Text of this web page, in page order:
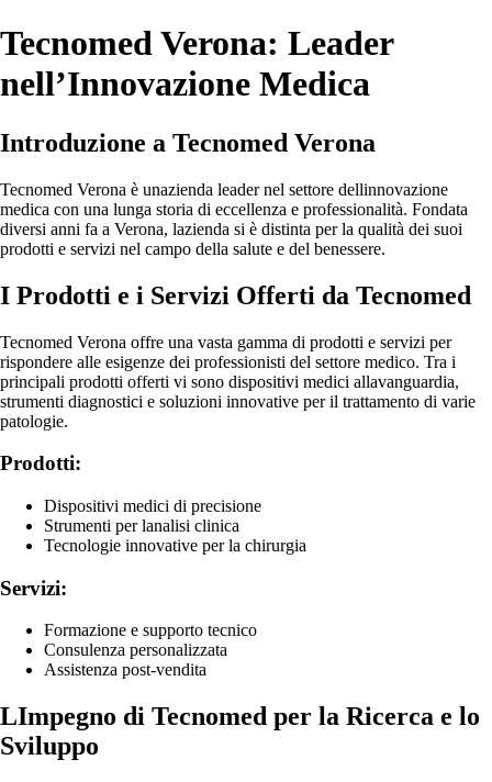
Tecnomed Verona: Leader
nell’Innovazione Medica
Introduzione a Tecnomed Verona
Tecnomed Verona è unazienda leader nel settore dellinnovazione
medica con una lunga storia di eccellenza e professionalità. Fondata
diversi anni fa a Verona, lazienda si è distinta per la qualità dei suoi
prodotti e servizi nel campo della salute e del benessere.
I Prodotti e i Servizi Offerti da Tecnomed
Tecnomed Verona offre una vasta gamma di prodotti e servizi per
rispondere alle esigenze dei professionisti del settore medico. Tra i
principali prodotti offerti vi sono dispositivi medici allavanguardia,
strumenti diagnostici e soluzioni innovative per il trattamento di varie
patologie.
Prodotti:
Dispositivi medici di precisione
Strumenti per lanalisi clinica
Tecnologie innovative per la chirurgia
Servizi:
Formazione e supporto tecnico
Consulenza personalizzata
Assistenza post-vendita
LImpegno di Tecnomed per la Ricerca e lo
Sviluppo